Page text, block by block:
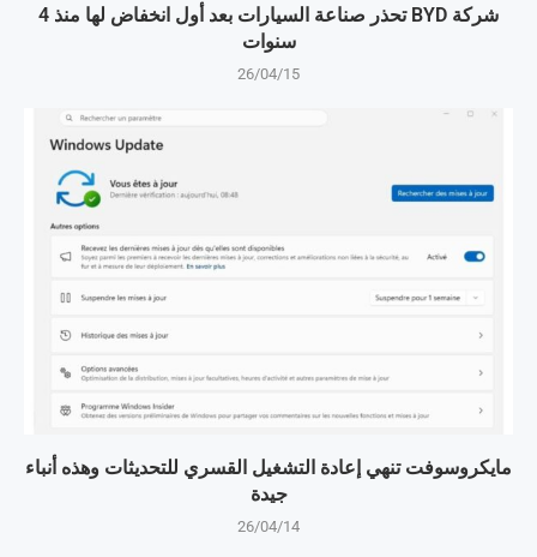
شركة BYD تحذر صناعة السيارات بعد أول انخفاض لها منذ 4
سنوات
26/04/15
مايكروسوفت تنهي إعادة التشغيل القسري للتحديثات وهذه أنباء
جيدة
26/04/14